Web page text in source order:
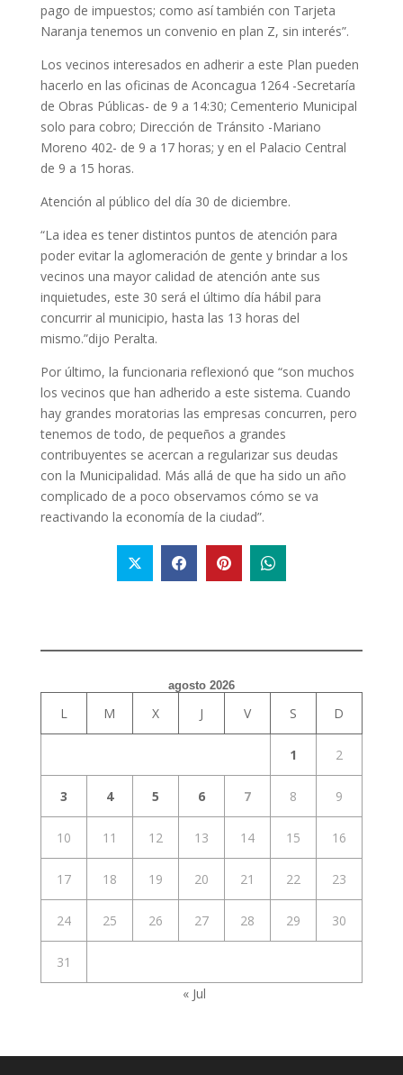
pago de impuestos; como así también con Tarjeta
Naranja tenemos un convenio en plan Z, sin interés”.
Los vecinos interesados en adherir a este Plan pueden
hacerlo en las oficinas de Aconcagua 1264 -Secretaría
de Obras Públicas- de 9 a 14:30; Cementerio Municipal
solo para cobro; Dirección de Tránsito -Mariano
Moreno 402- de 9 a 17 horas; y en el Palacio Central
de 9 a 15 horas.
Atención al público del día 30 de diciembre.
“La idea es tener distintos puntos de atención para
poder evitar la aglomeración de gente y brindar a los
vecinos una mayor calidad de atención ante sus
inquietudes, este 30 será el último día hábil para
concurrir al municipio, hasta las 13 horas del
mismo.”dijo Peralta.
Por último, la funcionaria reflexionó que “son muchos
los vecinos que han adherido a este sistema. Cuando
hay grandes moratorias las empresas concurren, pero
tenemos de todo, de pequeños a grandes
contribuyentes se acercan a regularizar sus deudas
con la Municipalidad. Más allá de que ha sido un año
complicado de a poco observamos cómo se va
reactivando la economía de la ciudad”.
agosto 2026
L M X J V S D
1 2
3 4 5 6 7 8 9
10 11 12 13 14 15 16
17 18 19 20 21 22 23
24 25 26 27 28 29 30
31
« Jul